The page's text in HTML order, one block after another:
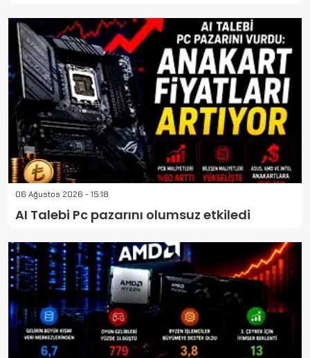
06 Ağustos 2026 - 15:18
AI Talebi Pc pazarını olumsuz etkiledi